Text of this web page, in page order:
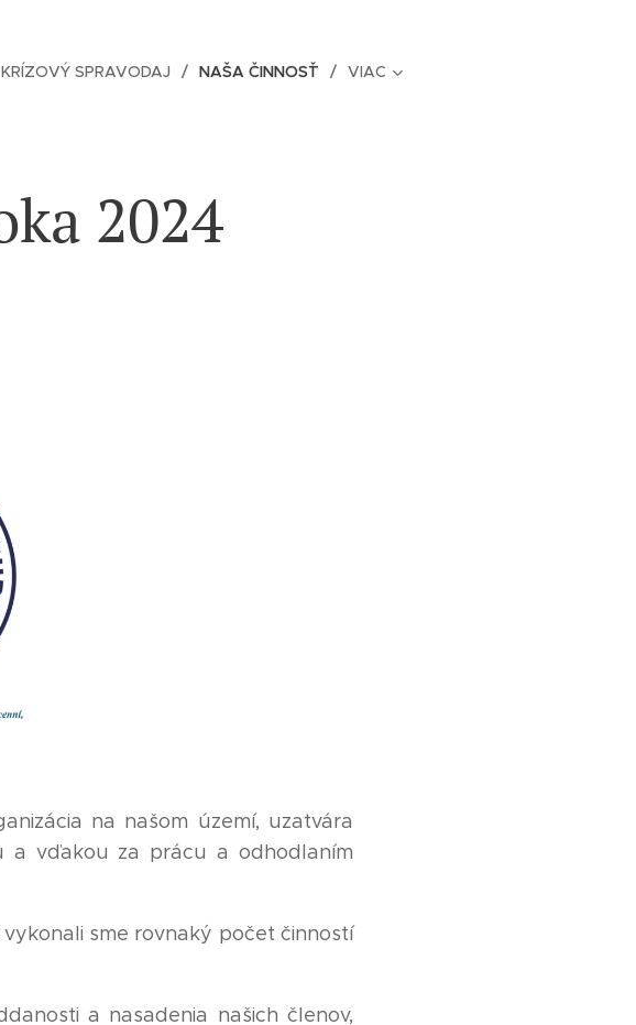
KRÍZOVÝ SPRAVODAJ NAŠA ČINNOSŤ VIAC
2024
na našom území, uzatvára
a vďakou za prácu a odhodlaním
sme rovnaký počet činností
a nasadenia našich členov,